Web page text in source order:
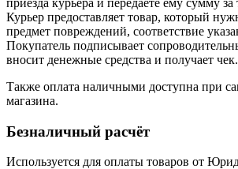
Курьер предоставляет товар, который
предмет повреждений, соответствие
Покупатель подписывает
вносит денежные средства и получает чек.
Также оплата наличными доступна при
магазина.
Безналичный расчёт
Используется для оплаты товаров от